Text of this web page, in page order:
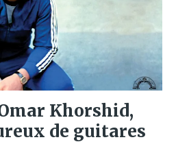
Khorshid,
de guitares